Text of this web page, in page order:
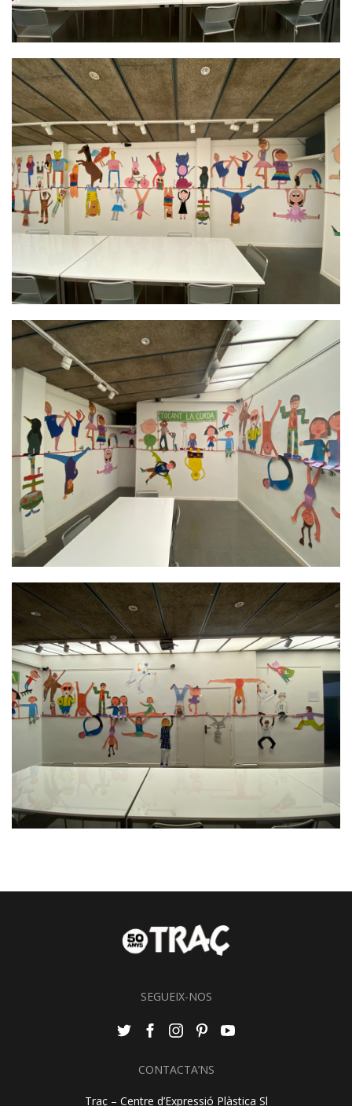
SEGUEIX-NOS
CONTACTA’NS
Traç – Centre d’Expressió Plàstica Sl